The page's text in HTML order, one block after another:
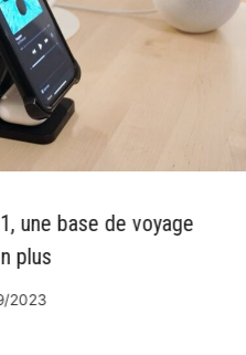
une base de voyage
plus
2023